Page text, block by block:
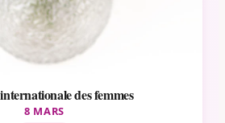
des femmes
8 MARS